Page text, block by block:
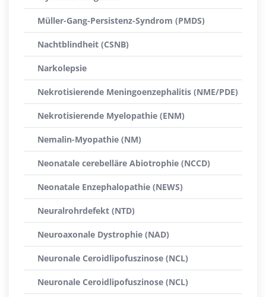
Müller-Gang-Persistenz-Syndrom (PMDS)
Nachtblindheit (CSNB)
Narkolepsie
Nekrotisierende Meningoenzephalitis (NME/PDE)
Nekrotisierende Myelopathie (ENM)
Nemalin-Myopathie (NM)
Neonatale cerebelläre Abiotrophie (NCCD)
Neonatale Enzephalopathie (NEWS)
Neuralrohrdefekt (NTD)
Neuroaxonale Dystrophie (NAD)
Neuronale Ceroidlipofuszinose (NCL)
Neuronale Ceroidlipofuszinose (NCL)